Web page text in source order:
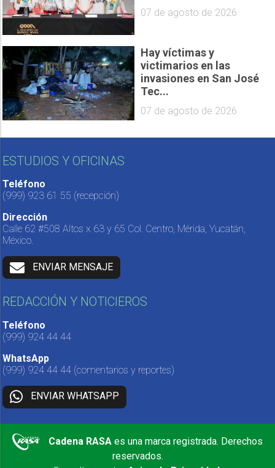
07 de agosto de 2026
Hay víctimas y
victimarios en las
invasiones en San José
Tec...
07 de agosto de 2026
ESTUDIOS Y OFICINAS
Teléfono
(999) 923 61 55 (recepción)
Dirección
Calle 62 #508 Altos x 63 y 65 Col. Centro, Mérida, Yucatán,
México.
ENVIAR MENSAJE
REDACCIÓN Y NOTICIEROS
Teléfono
(999) 924 44 44
WhatsApp
(999) 924 44 44 (comentarios y reportes)
ENVIAR WHATSAPP
Cadena RASA es una marca registrada. Derechos
reservados.